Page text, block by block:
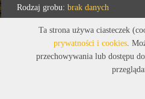
Rodzaj grobu:brak danych
MECH ROMAN
ur.
Ta strona używa ciasteczek
prywatności i cookies.
przechowywania lub dostępu